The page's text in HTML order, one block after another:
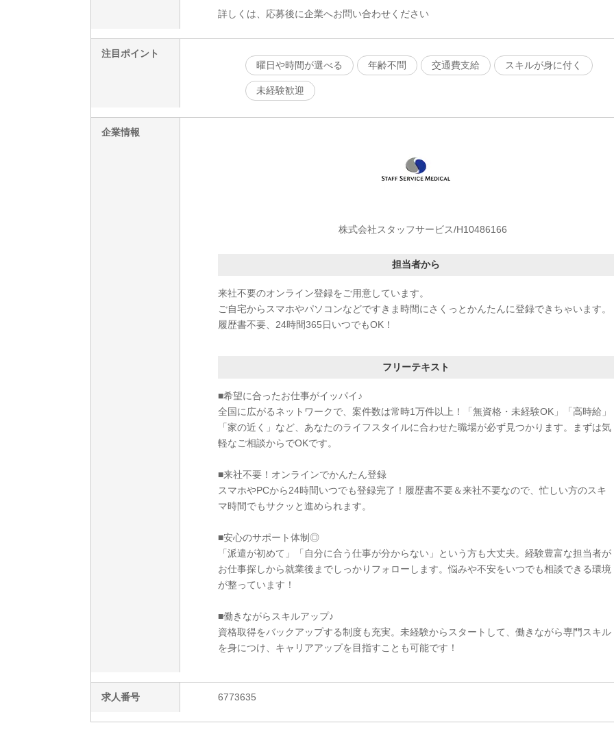
詳しくは、応募後に企業へお問い合わせください
注目ポイント
曜日や時間が選べる
年齢不問 交通費支給 スキルが身に付く
未経験歓迎
企業情報
株式会社スタッフサービス/H10486166
担当者から
来社不要のオンライン登録をご用意しています。
ご自宅からスマホやパソコンなどですきま時間にさくっとかんたんに登録できちゃいます。
履歴書不要、24時間365日いつでもOK！
フリーテキスト
■希望に合ったお仕事がイッパイ♪
全国に広がるネットワークで、案件数は常時1万件以上！「無資格・未経験OK」「高時給」
「家の近く」など、あなたのライフスタイルに合わせた職場が必ず見つかります。まずは気
軽なご相談からでOKです。
■来社不要！オンラインでかんたん登録
スマホやPCから24時間いつでも登録完了！履歴書不要＆来社不要なので、忙しい方のスキ
マ時間でもサクッと進められます。
■安心のサポート体制◎
「派遣が初めて」「自分に合う仕事が分からない」という方も大丈夫。経験豊富な担当者が
お仕事探しから就業後までしっかりフォローします。悩みや不安をいつでも相談できる環境
が整っています！
■働きながらスキルアップ♪
資格取得をバックアップする制度も充実。未経験からスタートして、働きながら専門スキル
を身につけ、キャリアアップを目指すことも可能です！
求人番号 6773635